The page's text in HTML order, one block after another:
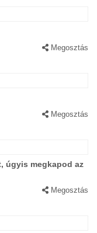
Megosztás
Megosztás
úgyis megkapod az
Megosztás